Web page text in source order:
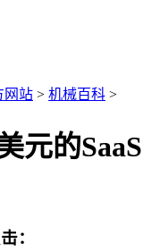
网站 > 机械百科 >
元的SaaS
：